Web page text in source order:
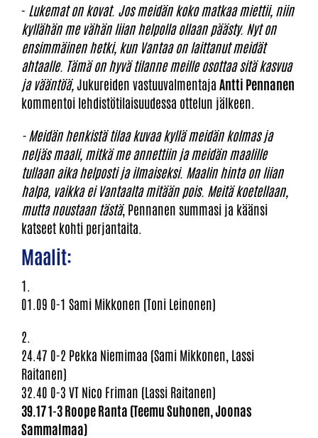
- Lukemat on kovat. Jos meidän koko matkaa miettii, niin
kyllähän me vähän liian helpolla ollaan päästy. Nyt on
ensimmäinen hetki, kun Vantaa on laittanut meidät
ahtaalle. Tämä on hyvä tilanne meille osottaa sitä kasvua
ja vääntöä, Jukureiden vastuuvalmentaja Antti Pennanen
kommentoi lehdistötilaisuudessa ottelun jälkeen.
- Meidän henkistä tilaa kuvaa kyllä meidän kolmas ja
neljäs maali, mitkä me annettiin ja meidän maalille
tullaan aika helposti ja ilmaiseksi. Maalin hinta on liian
halpa, vaikka ei Vantaalta mitään pois. Meitä koetellaan,
mutta noustaan tästä, Pennanen summasi ja käänsi
katseet kohti perjantaita.
Maalit:
1.
01.09 0-1 Sami Mikkonen (Toni Leinonen)
2.
24.47 0-2 Pekka Niemimaa (Sami Mikkonen, Lassi
Raitanen)
32.40 0-3 VT Nico Friman (Lassi Raitanen)
39.17 1-3 Roope Ranta (Teemu Suhonen, Joonas
Sammalmaa)